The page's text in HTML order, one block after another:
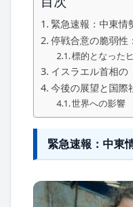
緊急速報：中東情
停戦合意の脆弱性
標的となった
イスラエル首相の
今後の展望と国際
世界への影響
緊急速報：中東